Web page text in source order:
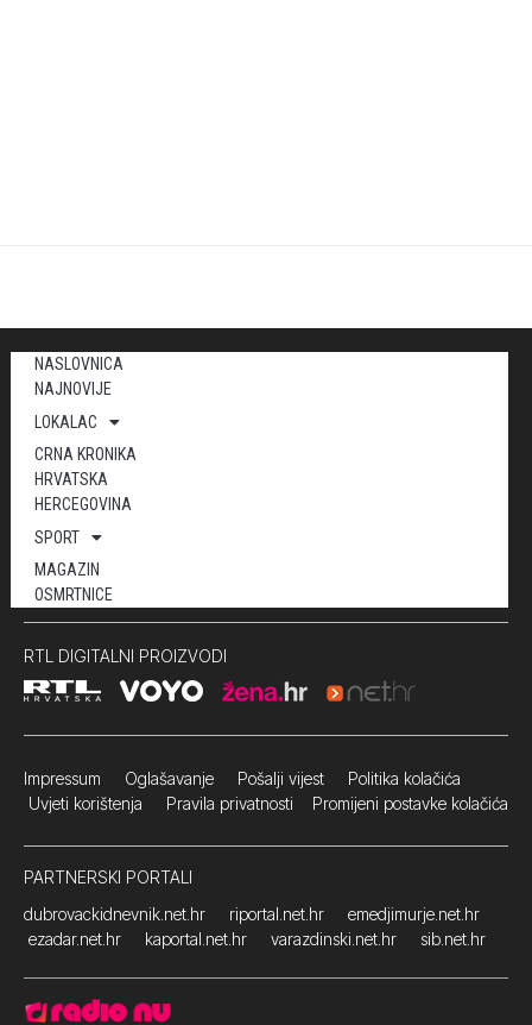
NASLOVNICA
NAJNOVIJE
LOKALAC
CRNA KRONIKA
HRVATSKA
HERCEGOVINA
SPORT
MAGAZIN
OSMRTNICE
RTL DIGITALNI PROIZVODI
Impressum Oglašavanje Pošalji vijest Politika kolačića
Uvjeti korištenja Pravila privatnosti Promijeni postavke kolačića
PARTNERSKI PORTALI
dubrovackidnevnik.net.hr
riportal.net.hr
emedjimurje.net.hr
ezadar.net.hr
kaportal.net.hr varazdinski.net.hr sib.net.hr